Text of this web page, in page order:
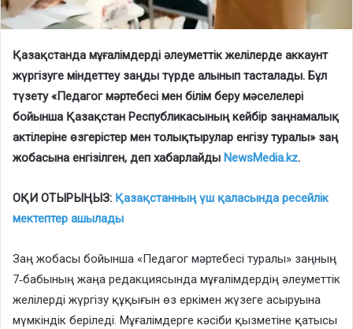
Қазақстанда мұғалімдерді әлеуметтік желілерде аккаунт
жүргізуге міндеттеу заңды түрде алынып тасталады. Бұл
түзету «Педагог мәртебесі мен білім беру мәселелері
бойынша Қазақстан Республикасының кейбір заңнамалық
актілеріне өзгерістер мен толықтырулар енгізу туралы» заң
жобасына енгізілген, деп хабарлайды NewsMedia.kz.
ОҚИ ОТЫРЫҢЫЗ: Қазақстанның үш қаласында ресейлік
мектептер ашылады
Заң жобасы бойынша «Педагог мәртебесі туралы» заңның
7‑бабының жаңа редакциясында мұғалімдердің әлеуметтік
желілерді жүргізу құқығын өз еркімен жүзеге асыруына
мүмкіндік беріледі. Мұғалімдерге кәсіби қызметіне қатысы